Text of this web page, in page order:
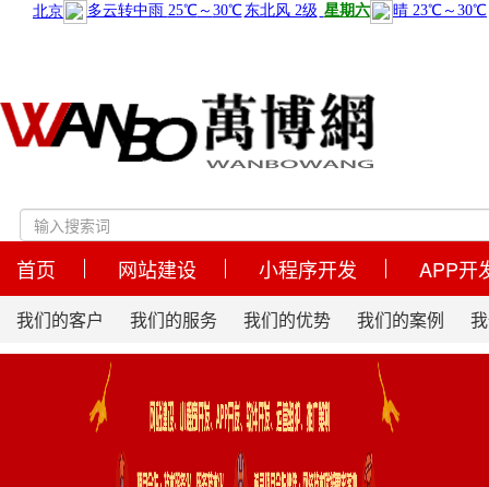
首页 网站建设 小程序开发 APP开
我们的客户 我们的服务 我们的优势 我们的案例